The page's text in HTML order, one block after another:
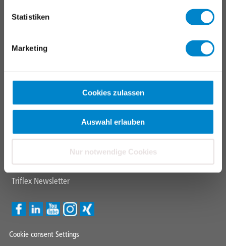
Statistiken
Marketing
Cookies zulassen
Auswahl erlauben
Nur notwendige Cookies
LV-Generator
Triflex Tools
Fachverarbeitersuche
+437667 21505
Triflex Newsletter
Cookie consent Settings